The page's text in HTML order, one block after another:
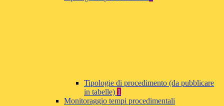
Tipologie di procedimento (da pubblicare
in tabelle) 1
Monitoraggio tempi procedimentali